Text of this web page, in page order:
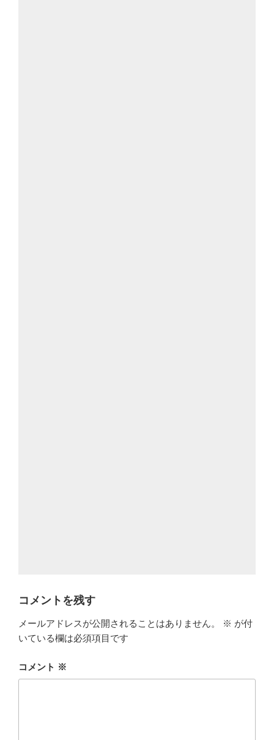
コメントを残す
メールアドレスが公開されることはありません。 ※ が付
いている欄は必須項目です
コメント ※